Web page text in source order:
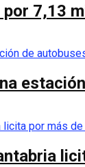
7,13